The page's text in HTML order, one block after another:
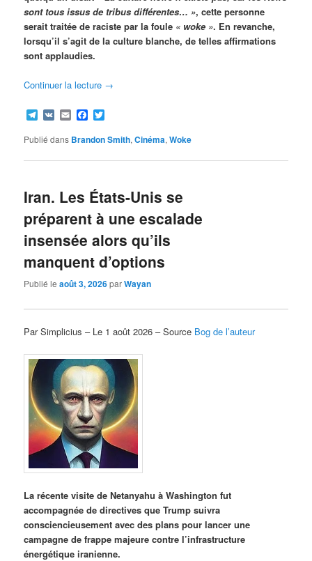
sont tous issus de tribus différentes… », cette personne
serait traitée de raciste par la foule « woke ». En revanche,
lorsqu’il s’agit de la culture blanche, de telles affirmations
sont applaudies.
Continuer la lecture →
Telegram
VK EmailFacebook
Publié dans Brandon Smith,Cinéma,Woke
Iran. Les États-Unis se
préparent à une escalade
insensée alors qu’ils
manquent d’options
Publié leaoût 3, 2026parWayan
Par Simplicius – Le 1 août 2026 – Source Bog de l’auteur
La récente visite de Netanyahu à Washington fut
accompagnée de directives que Trump suivra
consciencieusement avec des plans pour lancer une
campagne de frappe majeure contre l’infrastructure
énergétique iranienne.